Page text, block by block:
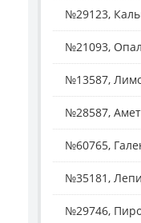
№29123,
№21093, Опал
№13587,
№28587,
№60765,
№35181,
№29746,